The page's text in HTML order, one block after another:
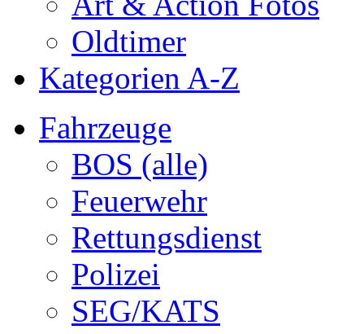
Oldtimer
Kategorien A-Z
Fahrzeuge
BOS (alle)
Feuerwehr
Rettungsdienst
Polizei
SEG/KATS